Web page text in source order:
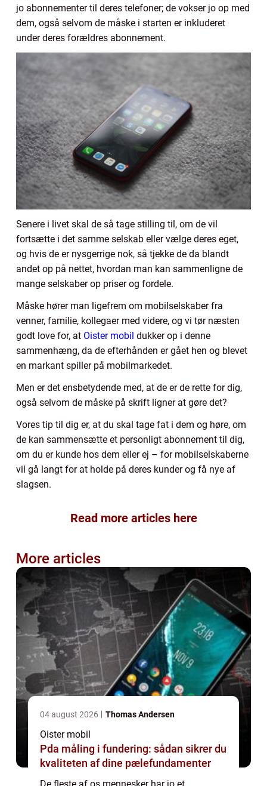
jo abonnementer til deres telefoner; de vokser jo op med
dem, også selvom de måske i starten er inkluderet
under deres forældres abonnement.
Senere i livet skal de så tage stilling til, om de vil
fortsætte i det samme selskab eller vælge deres eget,
og hvis de er nysgerrige nok, så tjekke de da blandt
andet op på nettet, hvordan man kan sammenligne de
mange selskaber op priser og fordele.
Måske hører man ligefrem om mobilselskaber fra
venner, familie, kollegaer med videre, og vi tør næsten
godt love for, at Oister mobil dukker op i denne
sammenhæng, da de efterhånden er gået hen og blevet
en markant spiller på mobilmarkedet.
Men er det ensbetydende med, at de er de rette for dig,
også selvom de måske på skrift ligner at gøre det?
Vores tip til dig er, at du skal tage fat i dem og høre, om
de kan sammensætte et personligt abonnement til dig,
om du er kunde hos dem eller ej – for mobilselskaberne
vil gå langt for at holde på deres kunder og få nye af
slagsen.
Read more articles here
More articles
04 august 2026 Thomas Andersen
Oister mobil
Pda måling i fundering: sådan sikrer du
kvaliteten af dine pælefundamenter